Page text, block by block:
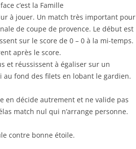
c’est la Famille
à jouer. Un match très important pour
de coupe de provence. Le début est
sur le score de 0 – 0 à la mi-temps.
après le score.
et réussissent à égaliser sur un
fond des filets en lobant le gardien.
en décide autrement et ne valide pas
match nul qui n’arrange personne.
contre bonne étoile.